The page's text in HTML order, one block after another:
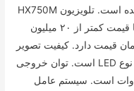
تلویزیون 5ASP شیائومی درنظر گرفته شده است. تلویزیون HX750M
پاناسونیک از دیگر مدل‌های ۶۵ اینچ بازار با قیمت کمتر از ۲۰ میلیون
حدود ۱۹ میلیون تومان قیمت دارد. کیفیت تصویر
در این مدل 4K و Ultra HD و نمایشگر از نوع LED است. توان خروجی
صدا در تلویزیون HX750M پاناسونیک ۲۴ وات است. سیستم عامل